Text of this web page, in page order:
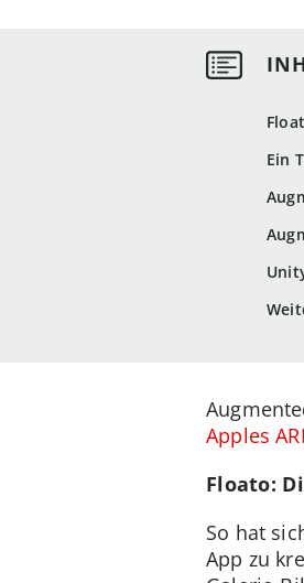
Ein
Apples
Floato:
So hat
App zu